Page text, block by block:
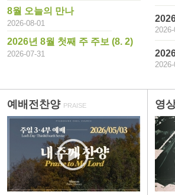
8월 오늘의 만나
2026-08-01
2026년 8월 첫째 주 주보 (8. 2)
2026-07-31
예배전찬양 PRAISE 영